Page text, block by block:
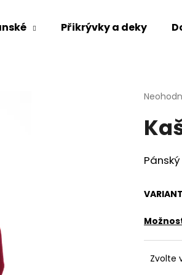
Přikrývky a deky
produktu
je
z
5
Zvolte